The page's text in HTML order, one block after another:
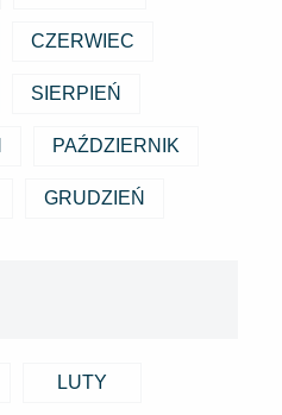
CZERWIEC
SIERPIEŃ
PAŹDZIERNIK
GRUDZIEŃ
LUTY